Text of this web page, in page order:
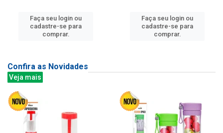
Faça seu login ou
cadastre-se para
comprar.
Faça seu login ou
cadastre-se para
comprar.
Confira as Novidades
Veja mais